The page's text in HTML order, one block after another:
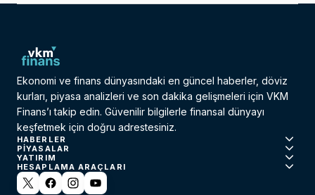
Ekonomi ve finans dünyasındaki en güncel haberler, döviz
kurları, piyasa analizleri ve son dakika gelişmeleri için VKM
Finans’ı takip edin. Güvenilir bilgilerle finansal dünyayı
keşfetmek için doğru adrestesiniz.
HABERLER
PIYASALAR
YATIRIM
HESAPLAMA ARAÇLARI